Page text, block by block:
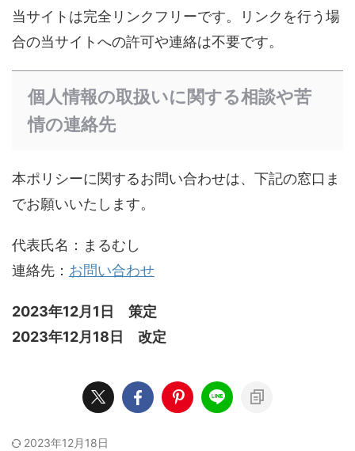
当サイトは完全リンクフリーです。リンクを行う場
合の当サイトへの許可や連絡は不要です。
個人情報の取扱いに関する相談や苦
情の連絡先
本ポリシーに関するお問い合わせは、下記の窓口ま
でお願いいたします。
代表氏名：まるむし
連絡先： お問い合わせ
2023年12月1日 策定
2023年12月18日 改定
2023年12月18日